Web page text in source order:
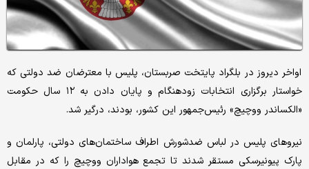
اواخر دیروز در بلگراد پایتخت صربستان، پلیس با معترضان ضد دولتی که
خواستار برگزاری انتخابات زودهنگام و پایان دادن به ۱۲ سال حکومت
«الکساندر ووچیچ» رئیس‌جمهور این کشور، بودند، درگیر شد.
نیروهای پلیس در لباس ضدشورش اطراف ساختمان‌های دولتی، پارلمان و
پارک پیونیرسکی مستقر شدند تا تجمع هواداران ووچیچ را که در مقابل